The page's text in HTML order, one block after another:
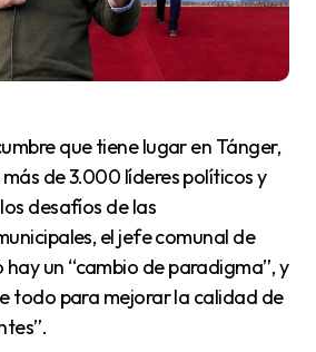
de 3.000 líderes políticos y
desafíos de las
el jefe comunal de
un “cambio de paradigma”, y
todo para mejorar la calidad de